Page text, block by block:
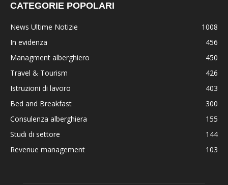
CATEGORIE POPOLARI
News Ultime Notizie
1008
In evidenza
456
Managment alberghiero
450
Travel & Tourism
426
Istruzioni di lavoro
403
Bed and Breakfast
300
Consulenza alberghiera
155
Studi di settore
144
Revenue management
103